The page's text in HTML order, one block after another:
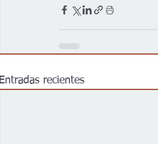
Entradas recientes